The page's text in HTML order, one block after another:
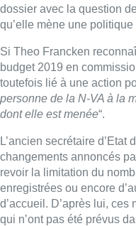
dossier avec la question
qu’elle mène une politique
Si Theo Francken
budget 2019 en
toutefois lié à une action
personne de la N-VA à la
dont elle est menée“.
L’ancien secrétaire d’Etat
changements annoncés
revoir la limitation du
enregistrées ou encore
d’accueil. D’après lui,
qui n’ont pas été prévus